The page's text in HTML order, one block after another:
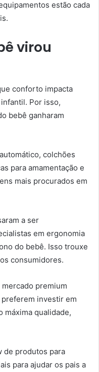
estão cada
virou
conforto impacta
Por isso,
bebê ganharam
colchões
para amamentação e
mais procurados em
a ser
em ergonomia
do bebê. Isso trouxe
consumidores.
premium
investir em
máxima qualidade,
de produtos para
para ajudar os pais a